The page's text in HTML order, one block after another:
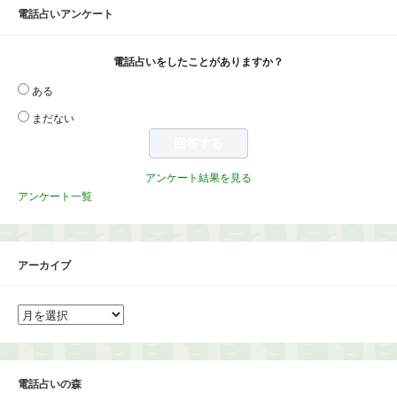
電話占いアンケート
電話占いをしたことがありますか？
ある
まだない
アンケート結果を見る
アンケート一覧
アーカイブ
ア
ー
イ
電話占いの森